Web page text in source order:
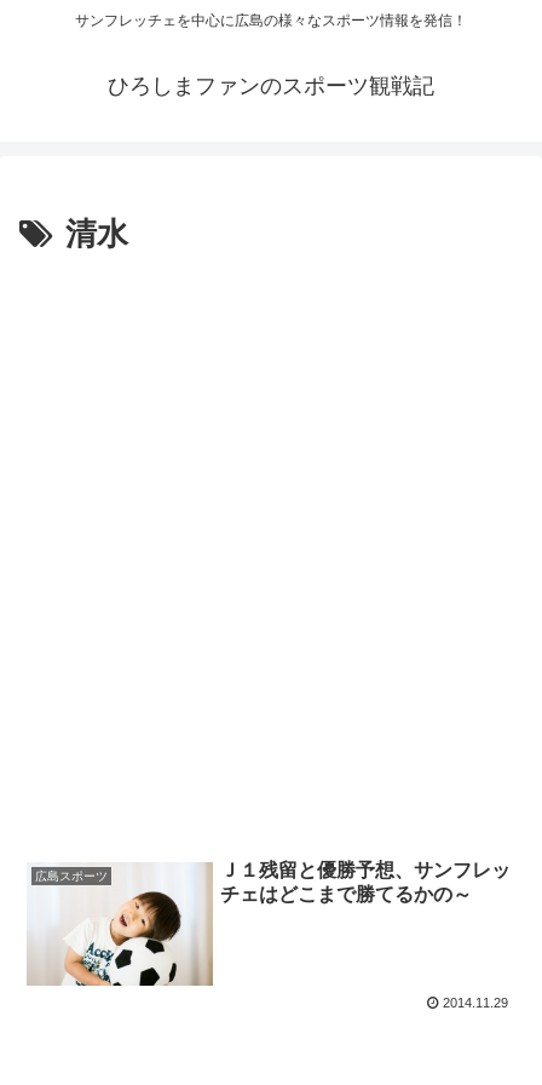
サンフレッチェを中心に広島の様々なスポーツ情報を発信！
ひろしまファンのスポーツ観戦記
清水
広島スポーツ
Ｊ１残留と優勝予想、サンフレッ
チェはどこまで勝てるかの～
2014.11.29